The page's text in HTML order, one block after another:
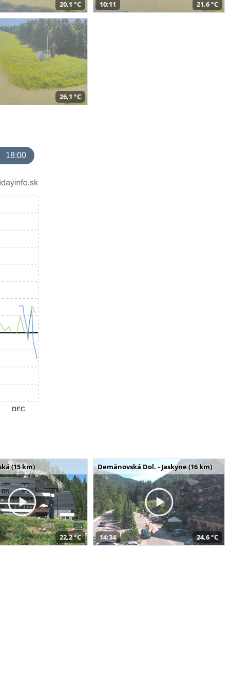
20,1 °C 10:11 21,6 °C
26,1 °C
18:00
(15 km)
22,2 °C
Demänovská Dol. - Jaskyne (16 km)
14:34 24,6 °C